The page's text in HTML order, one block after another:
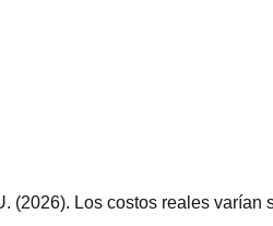
Los costos reales varían